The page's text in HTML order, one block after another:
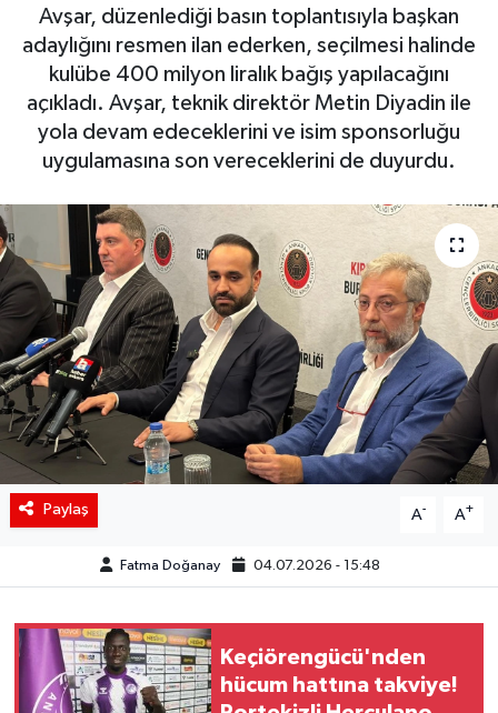
Avşar, düzenlediği basın toplantısıyla başkan
adaylığını resmen ilan ederken, seçilmesi halinde
kulübe 400 milyon liralık bağış yapılacağını
açıkladı. Avşar, teknik direktör Metin Diyadin ile
yola devam edeceklerini ve isim sponsorluğu
uygulamasına son vereceklerini de duyurdu.
Paylaş A- A+
Fatma Doğanay 04.07.2026 - 15:48
Keçiörengücü'nden
hücum hattına takviye!
Resmi İlanlar
Sağlık
Siyaset
Teknoloji
Yaşam